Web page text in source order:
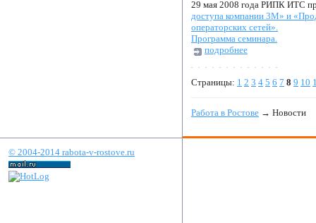
29 мая 2008 года РИПК ИТС
доступа компании 3М» и
операторских сетей».
Программа семинара.
подробнее
Страницы: 1 2 3 4 5 6 7 8 9 10
Работа в Ростове → Новости
© 2004-2014 rabota-v-rostove.ru